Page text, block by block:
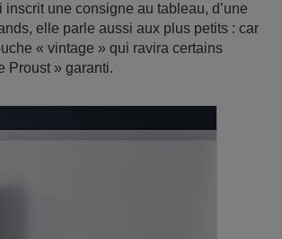
une consigne au tableau, d’une
elle parle aussi aux plus petits : car
« vintage » qui ravira certains
Proust » garanti.